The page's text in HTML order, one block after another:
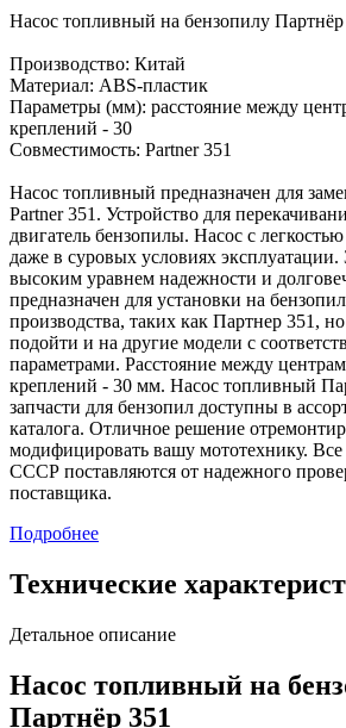
Насос топливный на бензопилу Партнёр
Производство: Китай
Материал: ABS-пластик
Параметры (мм): расстояние между
креплений - 30
Совместимость: Partner 351
Насос топливный предназначен для
Partner 351. Устройство для
двигатель бензопилы. Насос с легкостью
даже в суровых условиях эксплуатации.
высоким уравнем надежности и
предназначен для установки на
производства, таких как Партнер 351,
подойти и на другие модели с
параметрами. Расстояние между
креплений - 30 мм. Насос топливный
запчасти для бензопил доступны в
каталога. Отличное решение
модифицировать вашу мототехнику.
СССР поставляются от надежного
поставщика.
Подробнее
Технические
Детальное описание
Насос топливный на
Партнёр 351